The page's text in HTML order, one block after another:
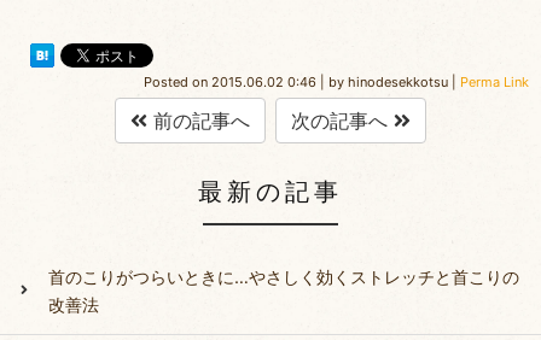
Posted on 2015.06.02 0:46 by hinodesekkotsu Perma Link
前の記事へ 次の記事へ
最新の記事
首のこりがつらいときに…やさしく効くストレッチと首こりの
改善法